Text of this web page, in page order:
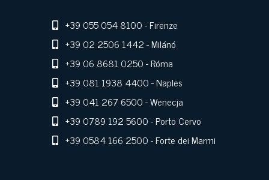
+39 055 054 8100- Firenze
+39 02 2506 1442- Milánó
+39 06 8681 0250- Róma
+39 081 1938 4400- Naples
+39 041 267 6500- Wenecja
+39 0789 192 5600- Porto Cervo
+39 0584 166 2500- Forte dei Marmi